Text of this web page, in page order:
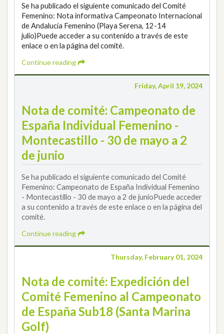
Se ha publicado el siguiente comunicado del Comité
Femenino: Nota informativa Campeonato Internacional
de Andalucía Femenino (Playa Serena, 12-14
julio)Puede acceder a su contenido a través de este
enlace o en la página del comité.
Continue reading
Friday, April 19, 2024
Nota de comité: Campeonato de
España Individual Femenino -
Montecastillo - 30 de mayo a 2
de junio
Se ha publicado el siguiente comunicado del Comité
Femenino: Campeonato de España Individual Femenino
- Montecastillo - 30 de mayo a 2 de junioPuede acceder
a su contenido a través de este enlace o en la página del
comité.
Continue reading
Thursday, February 01, 2024
Nota de comité: Expedición del
Comité Femenino al Campeonato
de España Sub18 (Santa Marina
Golf)